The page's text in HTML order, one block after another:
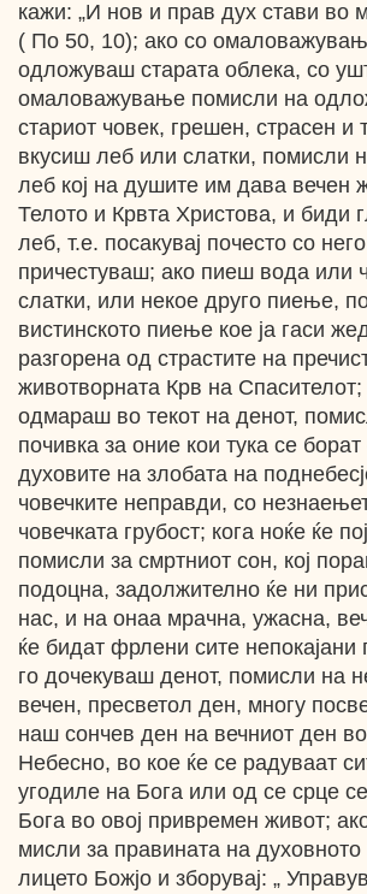
кажи: „И нов и прав дух стави во
( По 50, 10); ако со
одложуваш старата облека, со
омаловажување помисли на
стариот човек, грешен, страсен и
вкусиш леб или слатки, помисли
леб кој на душите им дава вечен
Телото и Крвта Христова, и биди
леб, т.е. посакувај почесто со
причестуваш; ако пиеш вода или
слатки, или некое друго пиење,
вистинското пиење кое ја гаси
разгорена од страстите на
животворната Крв на Спасителот;
одмараш во текот на денот,
почивка за оние кои тука се борат
духовите на злобата на
човечките неправди, со
човечката грубост; кога ноќе ќе
помисли за смртниот сон, кој
подоцна, задолжително ќе ни
нас, и на онаа мрачна, ужасна,
ќе бидат фрлени сите непокајани
го дочекуваш денот, помисли на
вечен, пресветол ден, многу
наш сончев ден на вечниот ден
Небесно, во кое ќе се радуваат
угодиле на Бога или од се срце
Бога во овој привремен живот;
мисли за правината на
лицето Божјо и зборувај: „